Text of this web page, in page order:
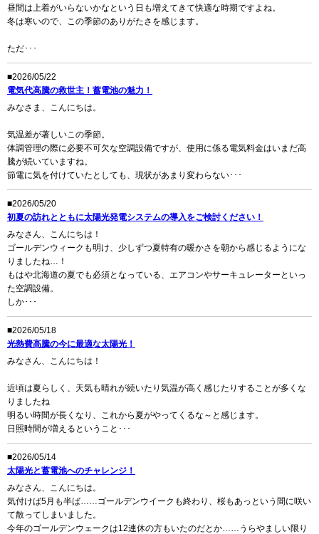
昼間は上着がいらないかなという日も増えてきて快適な時期ですよね。
冬は寒いので、この季節のありがたさを感じます。
ただ･･･
■2026/05/22
電気代高騰の救世主！蓄電池の魅力！
みなさま、こんにちは。
気温差が著しいこの季節。
体調管理の際に必要不可欠な空調設備ですが、使用に係る電気料金はいまだ高
騰が続いていますね。
節電に気を付けていたとしても、現状があまり変わらない･･･
■2026/05/20
初夏の訪れとともに太陽光発電システムの導入をご検討ください！
みなさん、こんにちは！
ゴールデンウィークも明け、少しずつ夏特有の暖かさを朝から感じるようにな
りましたね…！
もはや北海道の夏でも必須となっている、エアコンやサーキュレーターといっ
た空調設備。
しか･･･
■2026/05/18
光熱費高騰の今に最適な太陽光！
みなさん、こんにちは！
近頃は夏らしく、天気も晴れが続いたり気温が高く感じたりすることが多くな
りましたね
明るい時間が長くなり、これから夏がやってくるな～と感じます。
日照時間が増えるということ･･･
■2026/05/14
太陽光と蓄電池へのチャレンジ！
みなさん、こんにちは。
気付けば5月も半ば……ゴールデンウイークも終わり、桜もあっという間に咲い
て散ってしまいました。
今年のゴールデンウェークは12連休の方もいたのだとか……うらやましい限り